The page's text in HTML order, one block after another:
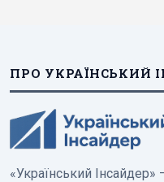
ПРО УКРАЇНСЬКИЙ
«Український Інсайдер»